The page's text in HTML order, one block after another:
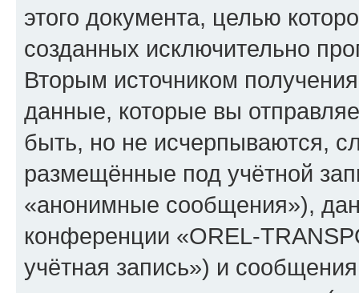
этого документа, целью
созданных исключительно
Вторым источником
данные, которые вы
быть, но не исчерпываются,
размещённые под учётной
«анонимные сообщения»),
конференции «OREL-
учётная запись») и